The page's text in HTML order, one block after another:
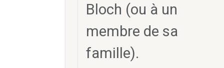
Bloch (ou à un
membre de sa
famille).